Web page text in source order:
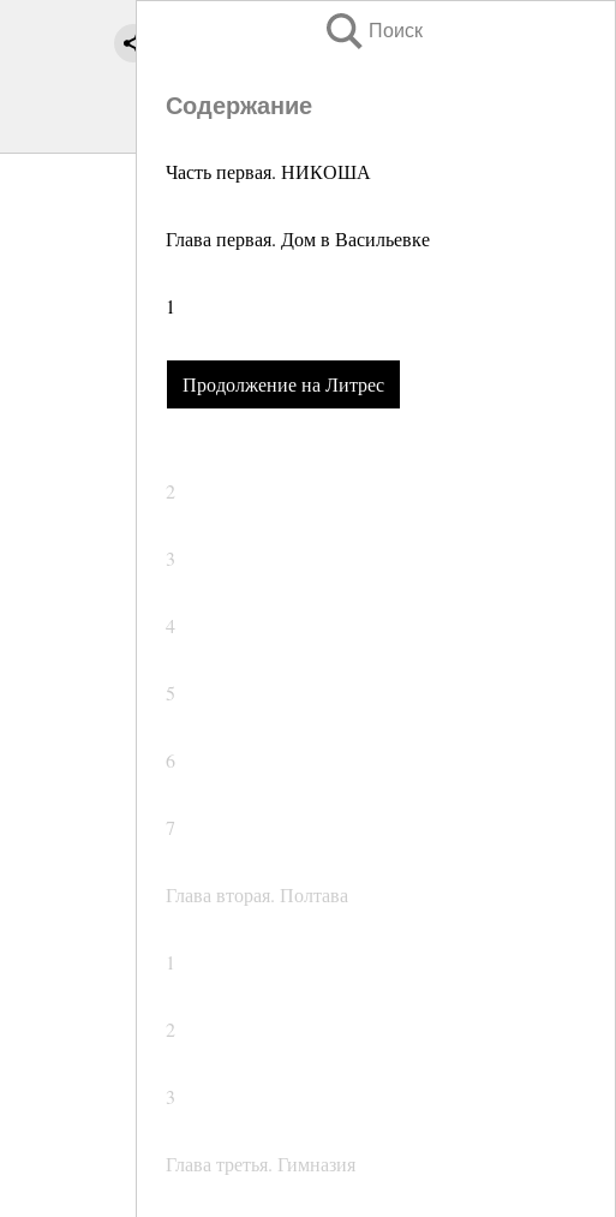
Поиск
Содержание
Часть первая. НИКОША
Глава первая. Дом в Васильевке
1
Продолжение на Литрес
2
3
4
5
6
7
Глава вторая. Полтава
1
2
3
Глава третья. Гимназия